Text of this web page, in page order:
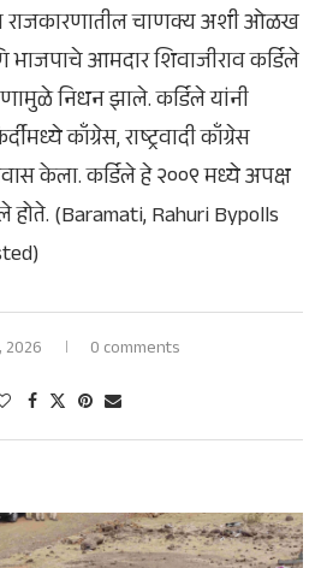
राजकारणातील चाणक्य अशी ओळख
आमदार शिवाजीराव कर्डिले
निधन झाले. कर्डिले यांनी
काँग्रेस, राष्ट्रवादी काँग्रेस
केला. कर्डिले हे २००९ मध्ये अपक्ष
(Baramati, Rahuri Bypolls
2026 0 comments